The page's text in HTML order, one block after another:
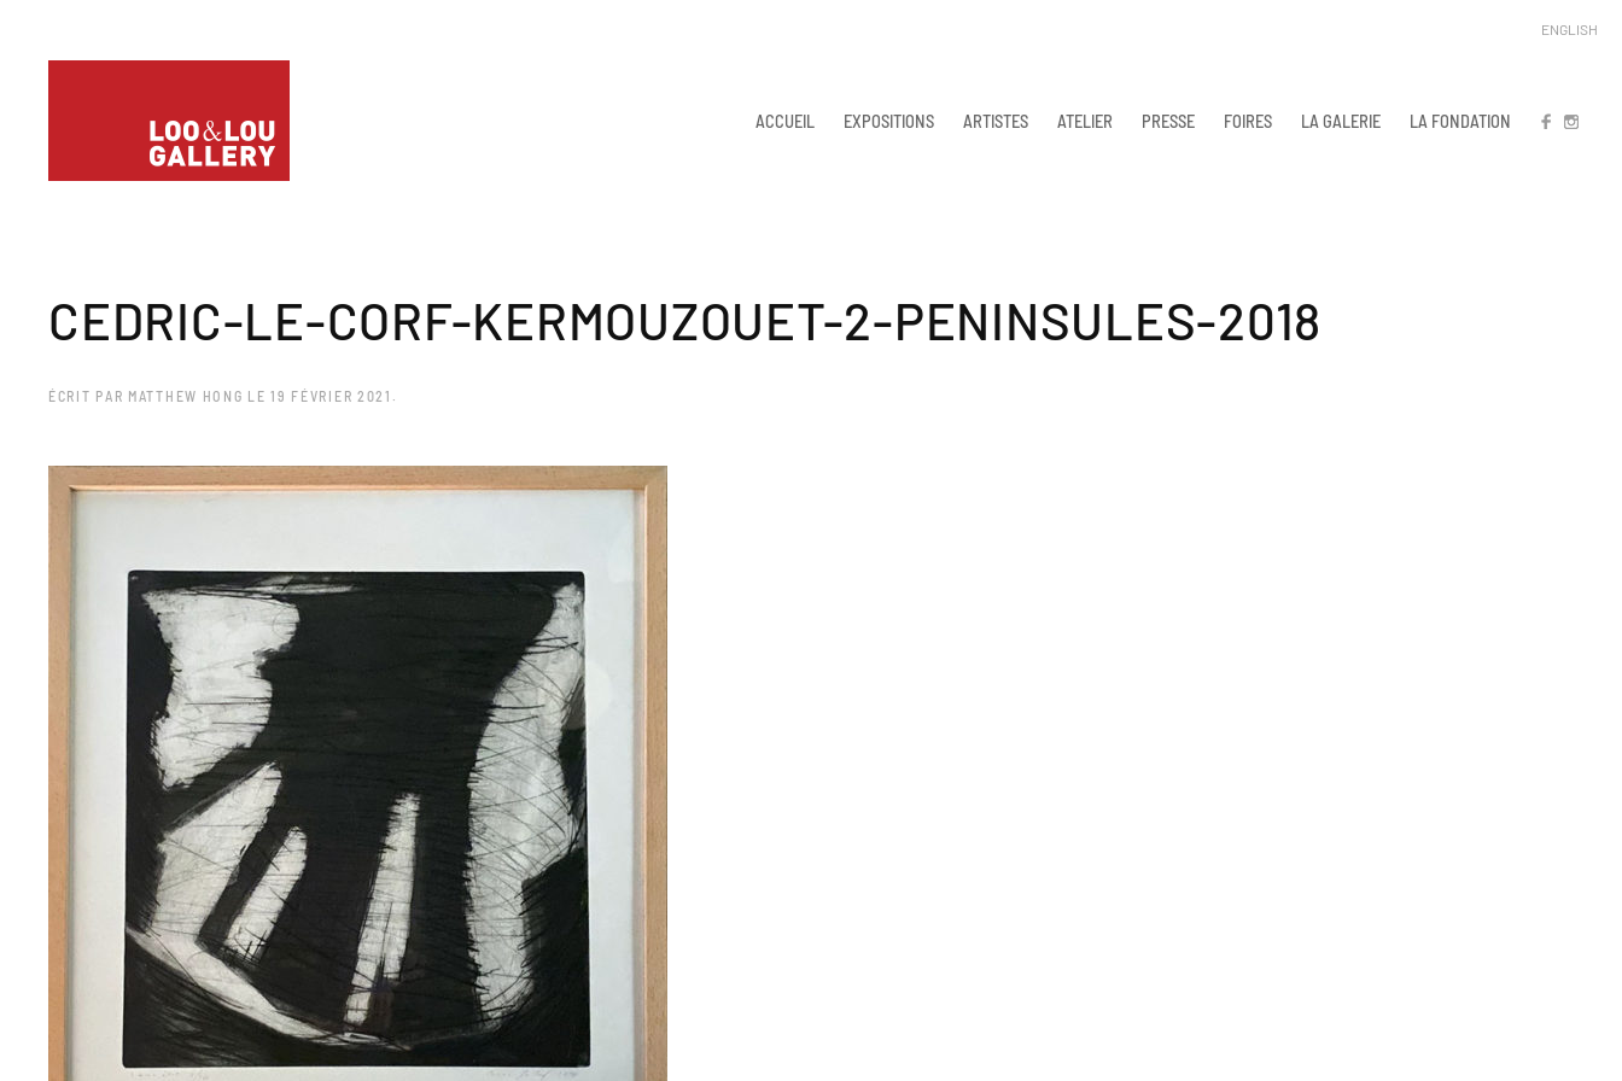
ACCUEIL EXPOSITIONS ARTISTES ATELIER PRESSE FOIRES LA GALERIE LA FONDATION FB IN
ENGLISH
CEDRIC-LE-CORF-KERMOUZOUET-2-PENINSULES-2018
ÉCRIT PAR MATTHEW HONG LE19 FÉVRIER 2021 .